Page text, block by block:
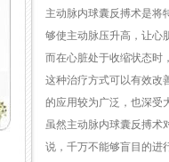
主动脉内球囊反搏术是将
够使主动脉压升高，让心
而在心脏处于收缩状态时
这种治疗方式可以有效改
的应用较为广泛，也深受
虽然主动脉内球囊反搏术
说，千万不能够盲目的进